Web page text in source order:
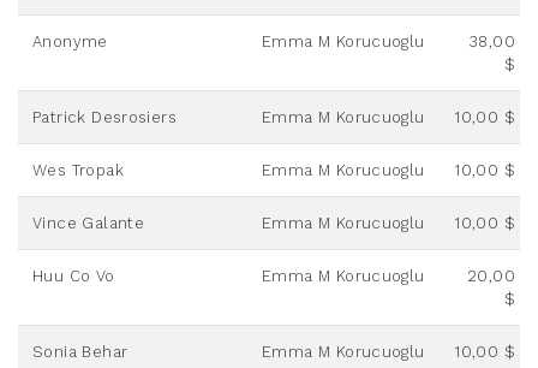
Anonyme Emma M Korucuoglu
38,00
$
Patrick Desrosiers Emma M Korucuoglu 10,00 $
Wes Tropak Emma M Korucuoglu 10,00 $
Vince Galante Emma M Korucuoglu 10,00 $
Huu Co Vo Emma M Korucuoglu
20,00
$
Sonia Behar Emma M Korucuoglu 10,00 $